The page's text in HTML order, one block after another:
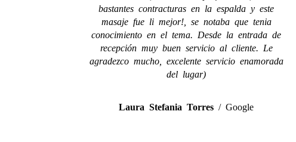
bastantes contracturas en la espalda y este
masaje fue li mejor!, se notaba que tenia
conocimiento en el tema. Desde la entrada de
recepción muy buen servicio al cliente. Le
agradezco mucho, excelente servicio enamorada
del lugar)
Laura Stefania Torres / Google